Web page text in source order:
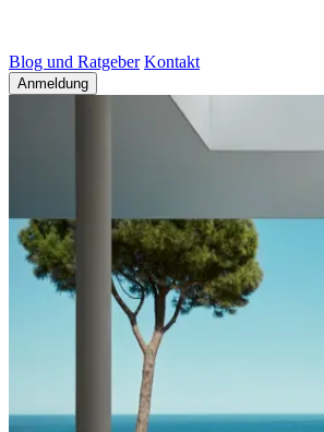
Blog und Ratgeber Kontakt
Anmeldung